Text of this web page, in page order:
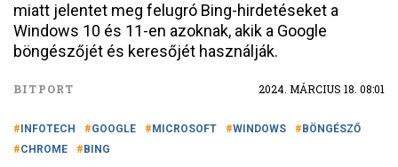
miatt jelentet meg felugró Bing-hirdetéseket a
Windows 10 és 11-en azoknak, akik a Google
böngészőjét és keresőjét használják.
BITPORT 2024. MÁRCIUS 18. 08:01
INFOTECH GOOGLE MICROSOFT WINDOWS
BÖNGÉSZŐ
CHROME
BING